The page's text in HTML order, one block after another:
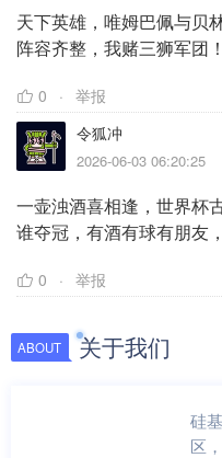
天下英雄，唯姆巴佩与贝
阵容齐整，我赌三狮军团！
0
举报
令狐冲
2026-06-03 06:20:25
一壶浊酒喜相逢，世界杯
谁夺冠，有酒有球有朋友
0 举报
ABOUT 关于我们
硅
区